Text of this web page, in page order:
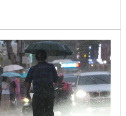
及溪水暴漲，山區請慎防坍